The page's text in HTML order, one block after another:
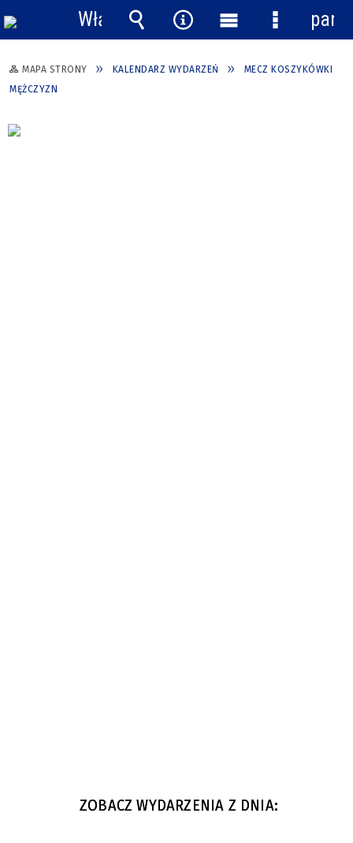
MAPA STRONY KALENDARZ WYDARZEŃ
MECZ KOSZYKÓWKI
MĘŻCZYZN
ZOBACZ WYDARZENIA Z DNIA:
Włącz
powiadomienia
Wyszukiwarka
Narzędzia
Menu
główne
Menu
panel